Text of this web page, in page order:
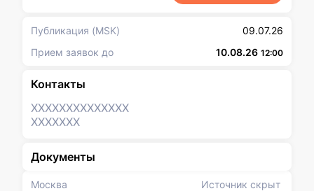
Москва Источник скрыт
Публикация (MSK)
09.07.26
Прием заявок до
10.08.26 12:00
Контакты
XXXXXXXXXXXXXX
XXXXXXX
Документы